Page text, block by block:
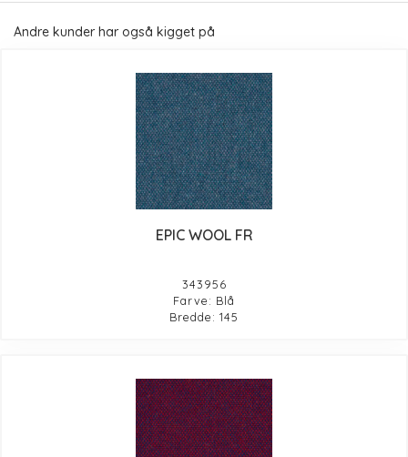
Andre kunder har også kigget på
EPIC WOOL FR
343956
Farve: Blå
Bredde: 145